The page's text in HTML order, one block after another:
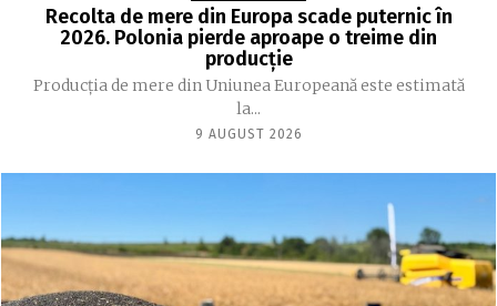
Recolta de mere din Europa scade puternic în
2026. Polonia pierde aproape o treime din
producție
Producția de mere din Uniunea Europeană este estimată
la...
9 AUGUST 2026